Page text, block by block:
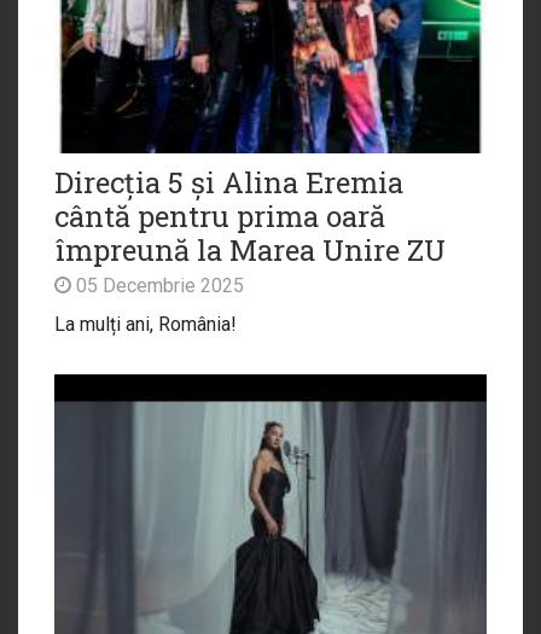
Direcția 5 și Alina Eremia
cântă pentru prima oară
împreună la Marea Unire ZU
05 Decembrie 2025
La mulți ani, România!